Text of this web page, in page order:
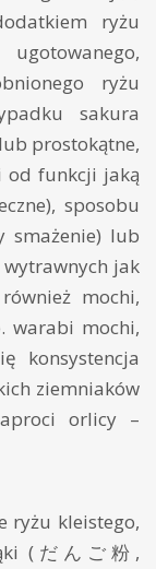
ryżu
ryżu
sakura
prostokątne,
od funkcji jaką
sposobu
smażenie) lub
wytrawnych jak
mochi,
warabi mochi,
konsystencja
ziemniaków
orlicy –
ryżu kleistego,
(だんご粉,